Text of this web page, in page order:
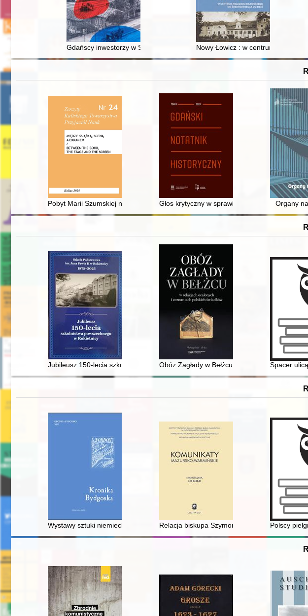
Gdańscy inwestorzy w Sopocie : prestiż finansowy i towarzyski lokalnego
Nowy Łowicz : w centrum poligonu
Pobyt Marii Szumskiej na pensji Heleny Semadeniowej w Kaliszu
Głos krytyczny w sprawie książki Tomasza
Organy
Jubileusz 150-lecia szkolnictwa powszechnego w Rokietnicy : Szkoła Podstawowa
Obóz Zagłady w Bełżcu : w relacjachSpacer
Wystawy sztuki niemieckich towarzystw oraz udział w nich artystów bydgoskich :
Relacja biskupa Szymona Rudnickiego do
Polscy